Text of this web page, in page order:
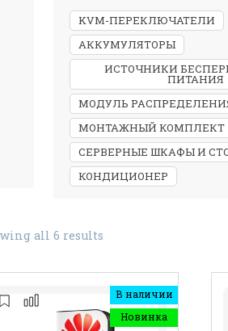
KVM-ПЕРЕКЛЮЧАТЕЛИ
АККУМУЛЯТОРЫ
ИСТОЧНИКИ
ПИТАНИЯ
МОДУЛЬ
МОНТАЖНЫЙ КОМПЛЕКТ
СЕРВЕРНЫЕ ШКАФЫ И
КОНДИЦИОНЕР
all 6 results
В наличии
Новинка